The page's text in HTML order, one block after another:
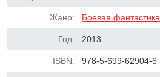
Жанр: Боевая фантастика
Год: 2013
ISBN: 978-5-699-62904-6